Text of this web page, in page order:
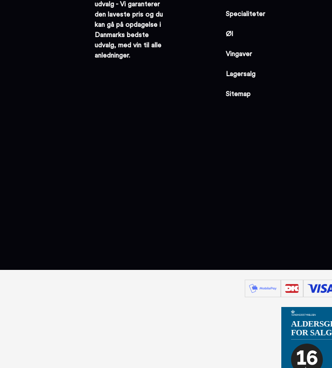
udvalg - Vi garanterer
den laveste pris og du
kan gå på opdagelse i
Danmarks bedste
udvalg, med vin til alle
anledninger.
Specialiteter
Øl
Vingaver
Lagersalg
Sitemap